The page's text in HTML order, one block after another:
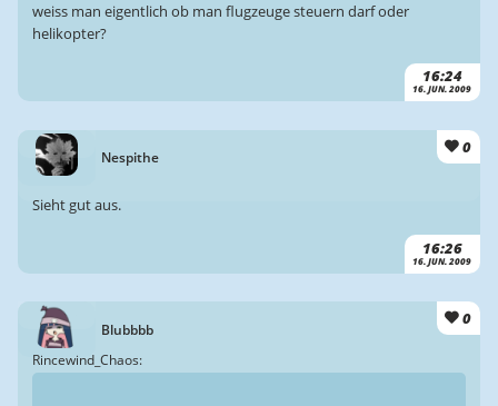
16:24
16. JUN. 2009
weiss man eigentlich ob man flugzeuge steuern darf oder
helikopter?
Nespithe
0
16:26
16. JUN. 2009
Sieht gut aus.
Blubbbb
0
Rincewind_Chaos: